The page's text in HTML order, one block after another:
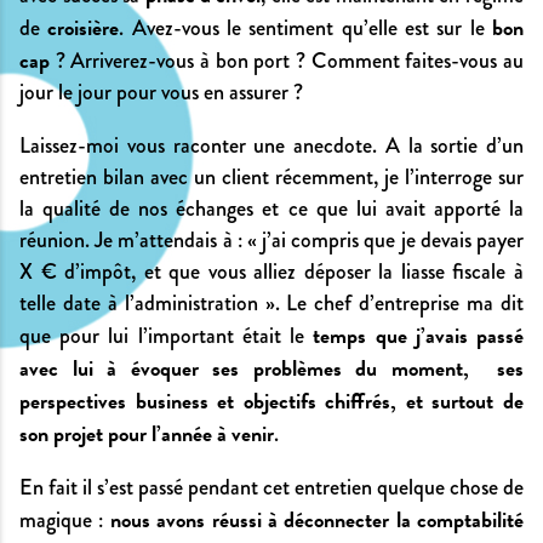
decroisière. Avez-vous le sentiment qu’elle est sur le bon
cap? Arriverez-vous à bon port ? Comment faites-vous au
jour le jour pour vous en assurer ?
Laissez-moi vous raconter une anecdote. A la sortie d’un
entretien bilan avec un client récemment, je l’interroge sur
la qualité de nos échanges et ce que lui avait apporté la
réunion. Je m’attendais à : « j’ai compris que je devais payer
X € d’impôt, et que vous alliez déposer la liasse fiscale à
telle date à l’administration ». Le chef d’entreprise ma dit
que pour lui l’important était letemps que j’avais passé
avec lui à évoquer ses problèmes du moment, ses
perspectives business et objectifs chiffrés, et surtout de
son projet pour l’année à venir.
En fait il s’est passé pendant cet entretien quelque chose de
magique : nous avons réussi à déconnecter la comptabilité